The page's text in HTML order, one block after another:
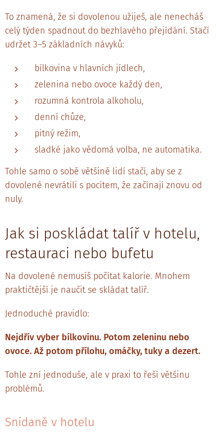
To znamená, že si dovolenou užiješ, ale nenecháš
celý týden spadnout do bezhlavého přejídání. Stačí
udržet 3–5 základních návyků:
bílkovina v hlavních jídlech,
zelenina nebo ovoce každý den,
rozumná kontrola alkoholu,
denní chůze,
pitný režim,
sladké jako vědomá volba, ne automatika.
Tohle samo o sobě většině lidí stačí, aby se z
dovolené nevrátili s pocitem, že začínají znovu od
nuly.
Jak si poskládat talíř v hotelu,
restauraci nebo bufetu
Na dovolené nemusíš počítat kalorie. Mnohem
praktičtější je naučit se skládat talíř.
Jednoduché pravidlo:
Nejdřív vyber bílkovinu. Potom zeleninu nebo
ovoce. Až potom přílohu, omáčky, tuky a dezert.
Tohle zní jednoduše, ale v praxi to řeší většinu
problémů.
Snídaně v hotelu